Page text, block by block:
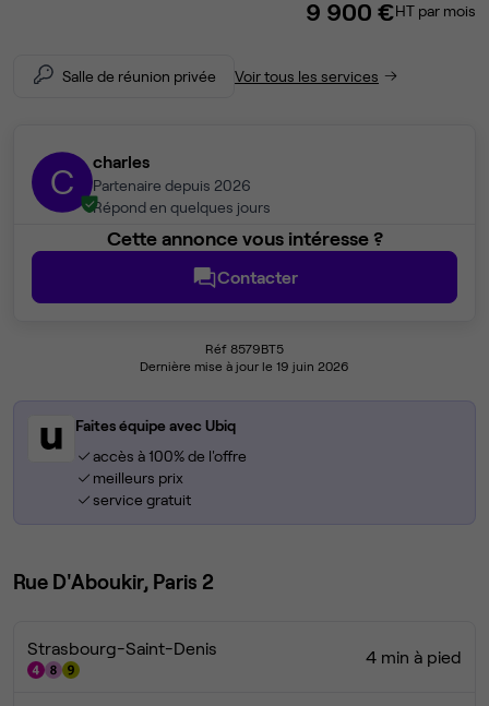
9 900 €HT par mois
Salle de réunion privée Voir tous les services
C charles
Partenaire depuis 2026
Répond en quelques jours
Cette annonce vous intéresse ?
Contacter
Réf 8579BT5
Dernière mise à jour le 19 juin 2026
Faites équipe avec Ubiq
accès à 100% de l'offre
meilleurs prix
service gratuit
Rue D'Aboukir, Paris 2
Strasbourg-Saint-Denis 4 min à pied